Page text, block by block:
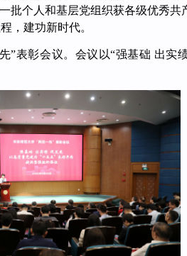
批个人和基层党组织获各级优秀
，建功新时代。
”表彰会议。会议以“强基础 出实